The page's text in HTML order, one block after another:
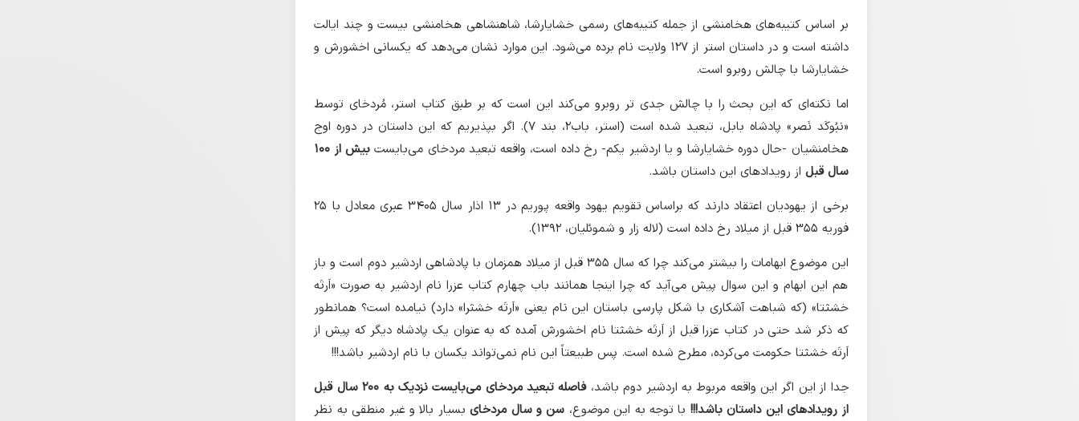
بر اساس کتیبه‌های هخامنشی از جمله کتیبه‌های رسمی خشایارشا، شاهنشاهی هخامنشی بیست و چند ایالت
داشته است و در داستان استر از ١۲٧ ولایت نام برده می‌شود. این موارد نشان می‌دهد که یکسانی اخشورش و
خشایارشا با چالش روبرو است.
اما نکته‌ای که این بحث را با چالش جدی تر روبرو می‌کند این است که بر طبق کتاب استر، مُردخای توسط
«نبُوکَد نَصر» پادشاه بابل، تبعید شده است (استر، باب۲، بند ۷). اگر بپذیریم که این داستان در دوره اوج
هخامنشیان -حال دوره خشایارشا و یا اردشیر یکم- رخ داده است، واقعه تبعید مردخای می‌بایست
بیش از ۱۰۰
سال قبل از رویدادهای این داستان باشد.
برخی از یهودیان اعتقاد دارند که براساس تقویم یهود واقعه پوریم در ١۳ اذار سال ۳۴۰۵ عبری معادل با ۲۵
فوریه ۳۵۵ قبل از میلاد رخ داده است (لاله زار و شموئلیان، ١۳۹۲).
این موضوع ابهامات را بیشتر می‌کند چرا که سال ۳۵۵ قبل از میلاد همزمان با پادشاهی اردشیر دوم است و باز
هم این ابهام و این سوال پیش می‌آید که چرا اینجا همانند باب چهارم کتاب عزرا نام اردشیر به صورت «اَرتَه
خشثتا» (که شباهت آشکاری با شکل پارسی باستان این نام یعنی «اَرتَه خشثرا» دارد) نیامده است؟ همانطور
که ذکر شد حتی در کتاب عزرا قبل از اَرتَه خشثتا نام اخشورش آمده که به عنوان یک پادشاه دیگر که پیش از
اَرتَه خشثتا حکومت می‌کرده، مطرح شده است. پس طبیعتاً این نام نمی‌تواند یکسان با نام اردشیر باشد!!!
جدا از این اگر این واقعه مربوط به اردشیر دوم باشد،
فاصله تبعید مردخای می‌بایست نزدیک به ۲۰۰ سال قبل
از رویدادهای این داستان باشد!!! با توجه به این موضوع، سن و سال مردخایبسیار بالا و غیر منطقی به نظر